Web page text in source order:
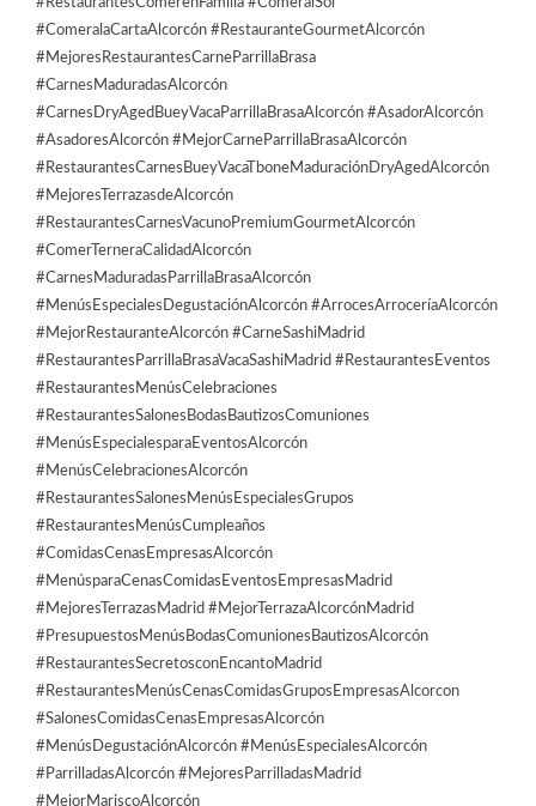
#ComeralaCartaAlcorcón #RestauranteGourmetAlcorcón
#MejoresRestaurantesCarneParrillaBrasa
#CarnesMaduradasAlcorcón
#CarnesDryAgedBueyVacaParrillaBrasaAlcorcón #AsadorAlcorcón
#AsadoresAlcorcón #MejorCarneParrillaBrasaAlcorcón
#RestaurantesCarnesBueyVacaTboneMaduraciónDryAgedAlcorcón
#MejoresTerrazasdeAlcorcón
#RestaurantesCarnesVacunoPremiumGourmetAlcorcón
#ComerTerneraCalidadAlcorcón
#CarnesMaduradasParrillaBrasaAlcorcón
#MenúsEspecialesDegustaciónAlcorcón #ArrocesArroceríaAlcorcón
#MejorRestauranteAlcorcón #CarneSashiMadrid
#RestaurantesParrillaBrasaVacaSashiMadrid #RestaurantesEventos
#RestaurantesMenúsCelebraciones
#RestaurantesSalonesBodasBautizosComuniones
#MenúsEspecialesparaEventosAlcorcón
#MenúsCelebracionesAlcorcón
#RestaurantesSalonesMenúsEspecialesGrupos
#RestaurantesMenúsCumpleaños
#ComidasCenasEmpresasAlcorcón
#MenúsparaCenasComidasEventosEmpresasMadrid
#MejoresTerrazasMadrid #MejorTerrazaAlcorcónMadrid
#PresupuestosMenúsBodasComunionesBautizosAlcorcón
#RestaurantesSecretosconEncantoMadrid
#RestaurantesMenúsCenasComidasGruposEmpresasAlcorcon
#SalonesComidasCenasEmpresasAlcorcón
#MenúsDegustaciónAlcorcón #MenúsEspecialesAlcorcón
#ParrilladasAlcorcón #MejoresParrilladasMadrid
#MejorMariscoAlcorcón